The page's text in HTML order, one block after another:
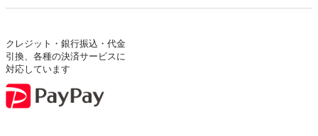
クレジット・銀行振込・代金
引換、各種の決済サービスに
対応しています